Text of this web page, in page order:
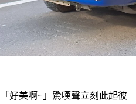
好美啊~」驚嘆聲立刻此起彼